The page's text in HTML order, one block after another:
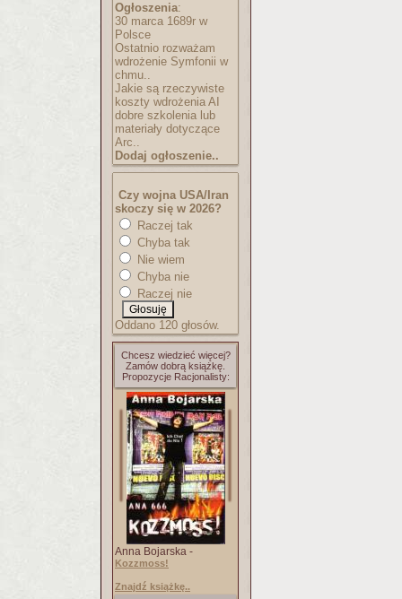
Ogłoszenia:
30 marca 1689r w
Polsce
Ostatnio rozważam
wdrożenie Symfonii w
chmu..
Jakie są rzeczywiste
koszty wdrożenia AI
dobre szkolenia lub
materiały dotyczące
Arc..
Dodaj ogłoszenie..
Czy wojna USA/Iran
skoczy się w 2026?
Raczej tak
Chyba tak
Nie wiem
Chyba nie
Raczej nie
Oddano 120 głosów.
Chcesz wiedzieć więcej?
Zamów dobrą książkę.
Propozycje Racjonalisty:
Anna Bojarska -
Kozzmoss!
Znajdź książkę..